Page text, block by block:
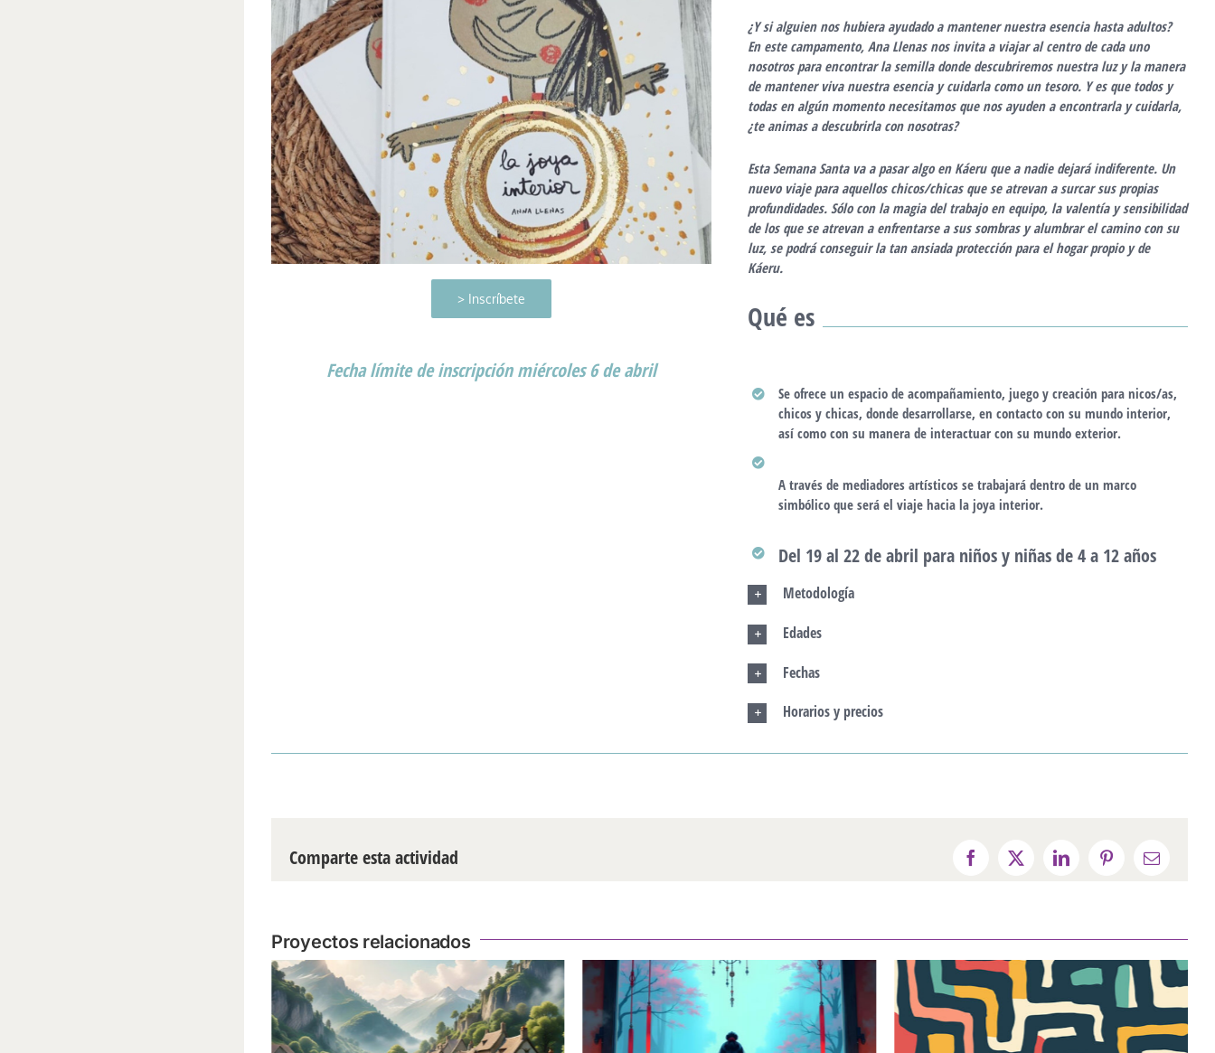
> Inscríbete
Fecha límite de inscripción miércoles 6 de abril
¿Y si alguien nos hubiera ayudado a mantener nuestra esencia hasta adultos?
En este campamento, Ana Llenas nos invita a viajar al centro de cada uno
nosotros para encontrar la semilla donde descubriremos nuestra luz y la manera
de mantener viva nuestra esencia y cuidarla como un tesoro. Y es que todos y
todas en algún momento necesitamos que nos ayuden a encontrarla y cuidarla,
¿te animas a descubrirla con nosotras?
Esta Semana Santava a pasar algo en Káeruque a nadie dejará indiferente. Un
nuevo viaje para aquellos chicos/chicas que se atrevan a surcar sus propias
profundidades. Sólo con la magia del trabajo en equipo, la valentía y sensibilidad
de los que se atrevan a enfrentarse a sus sombras y alumbrar el camino con su
luz, se podrá conseguir la tan ansiada protección para el hogar propio y de
Káeru.
Qué es
Se ofrece un espacio de acompañamiento, juego y creación para niсos/as,
chicos y chicas, donde desarrollarse, en contacto con su mundo interior,
así como con su manera de interactuar con su mundo exterior.
A través de mediadores artísticos se trabajará dentro de un marco
simbólico que será el viaje hacia la joya interior.
Del 19 al 22 de abril para niños y niñas de 4 a 12 años
Metodología
Edades
Fechas
Horarios y precios
Comparte esta actividad Facebook
X LinkedInPinterestCorreo
Proyectos relacionados